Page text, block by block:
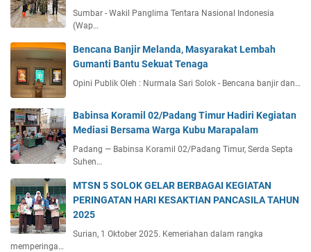
Sumbar - Wakil Panglima Tentara Nasional Indonesia
(Wap…
Bencana Banjir Melanda, Masyarakat Lembah
Gumanti Bantu Sekuat Tenaga
Opini Publik Oleh : Nurmala Sari Solok - Bencana banjir dan…
Babinsa Koramil 02/Padang Timur Hadiri Kegiatan
Mediasi Bersama Warga Kubu Marapalam
Padang — Babinsa Koramil 02/Padang Timur, Serda Septa
Suhen…
MTSN 5 SOLOK GELAR BERBAGAI KEGIATAN
PERINGATAN HARI KESAKTIAN PANCASILA TAHUN
2025
Surian, 1 Oktober 2025. Kemeriahan dalam rangka
memperinga…